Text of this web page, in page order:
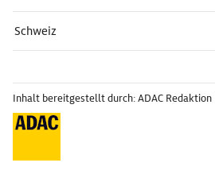
Schweiz
Inhalt bereitgestellt durch: ADAC Redaktion